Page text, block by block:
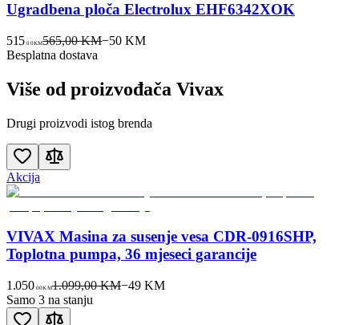
Ugradbena ploča Electrolux EHF6342XOK
515 00KM565,00 KM−50 KM
Besplatna dostava
Više od proizvođača Vivax
Drugi proizvodi istog brenda
Akcija
VIVAX Masina za susenje vesa CDR-0916SHP,
Toplotna pumpa, 36 mjeseci garancije
1.050 00KM1.099,00 KM−49KM
Samo 3 na stanju